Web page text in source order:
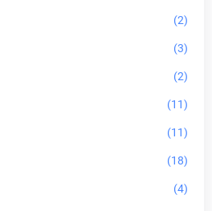
(2)
(3)
(2)
(11)
(11)
(18)
(4)